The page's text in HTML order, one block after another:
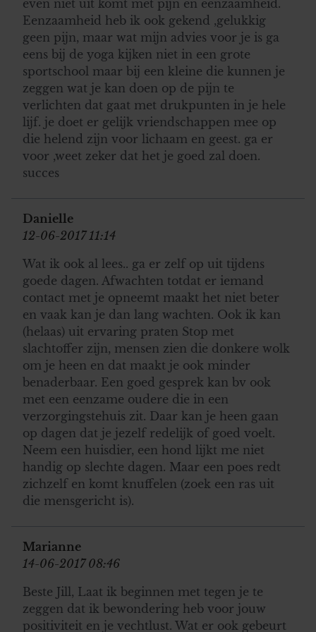
informatie die u aan ze heeft verstrekt of die ze hebben
verzameld op basis van uw gebruik van hun services. U
gaat akkoord met onze cookies als u onze website blijft
gebruiken.
even niet uit komt met pijn en eenzaamheid.
Eenzaamheid heb ik ook gekend ,gelukkig
geen pijn, maar wat mijn advies voor je is ga
eens bij de yoga kijken niet in een grote
sportschool maar bij een kleine die kunnen je
zeggen wat je kan doen op de pijn te
verlichten dat gaat met drukpunten in je hele
lijf. je doet er gelijk vriendschappen mee op
die helend zijn voor lichaam en geest. ga er
voor ,weet zeker dat het je goed zal doen.
succes
Danielle
12-06-2017 11:14
Wat ik ook al lees.. ga er zelf op uit tijdens
goede dagen. Afwachten totdat er iemand
contact met je opneemt maakt het niet beter
en vaak kan je dan lang wachten. Ook ik kan
(helaas) uit ervaring praten Stop met
slachtoffer zijn, mensen zien die donkere wolk
om je heen en dat maakt je ook minder
benaderbaar. Een goed gesprek kan bv ook
met een eenzame oudere die in een
verzorgingstehuis zit. Daar kan je heen gaan
op dagen dat je jezelf redelijk of goed voelt.
Neem een huisdier, een hond lijkt me niet
handig op slechte dagen. Maar een poes redt
zichzelf en komt knuffelen (zoek een ras uit
die mensgericht is).
Marianne
14-06-2017 08:46
Beste Jill, Laat ik beginnen met tegen je te
zeggen dat ik bewondering heb voor jouw
positiviteit en je vechtlust. Wat er ook gebeurt